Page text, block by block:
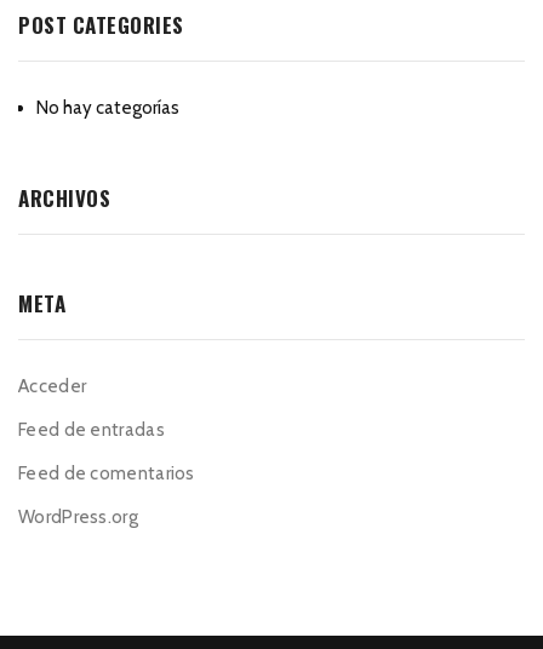
POST CATEGORIES
No hay categorías
ARCHIVOS
META
Acceder
Feed de entradas
Feed de comentarios
WordPress.org